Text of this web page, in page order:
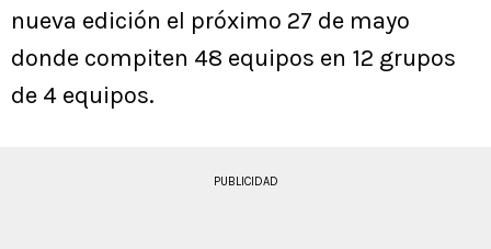
nueva edición el próximo 27 de mayo
donde compiten 48 equipos en 12 grupos
de 4 equipos.
PUBLICIDAD